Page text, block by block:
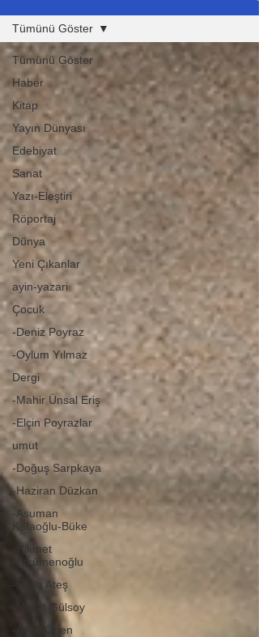
Tümünü Göster
Haber
Kitap
Yayın Dünyası
Edebiyat
Sanat
Yazı-Eleştiri
Röportaj
Dünya
Yeni Çıkanlar
ayin-yazari
Çocuk
-Deniz Poyraz
-Oylum Yılmaz
Dergi
-Mahir Ünsal Eriş
-Elçin Poyrazlar
umut
-Doğuş Sarpkaya
-Haziran Düzkan
-Asuman
Kafaoğlu-Büke
-Hikmet
Hükümenoğlu
-Seda Ateş
-Murat Gülsoy
-Aysu Önen
Tümünü Göster